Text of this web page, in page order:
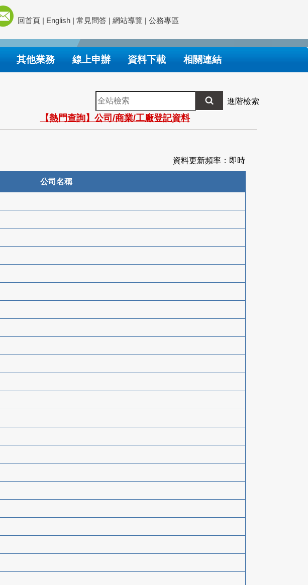
回首頁 | English | 常見問答 | 網站導覽 | 公務專區
其他業務 線上申辦 資料下載 相關連結
全
站
檢
索
進階檢索
【熱門查詢】公司/商業/工廠登記資料
資料更新頻率：即時
公司名稱